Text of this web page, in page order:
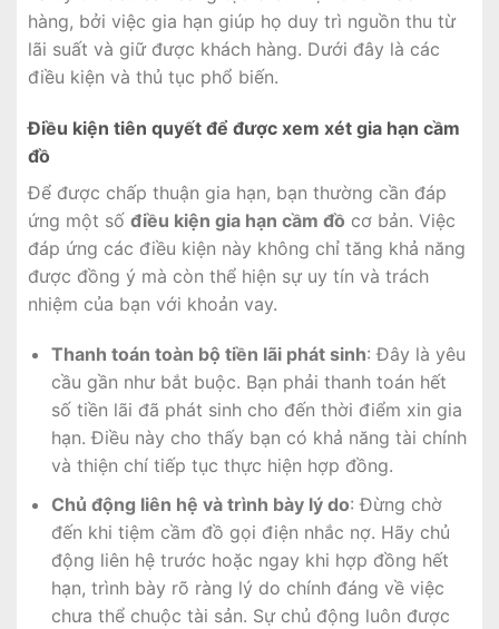
hàng, bởi việc gia hạn giúp họ duy trì nguồn thu từ
lãi suất và giữ được khách hàng. Dưới đây là các
điều kiện và thủ tục phổ biến.
Điều kiện tiên quyết để được xem xét gia hạn cầm
đồ
Để được chấp thuận gia hạn, bạn thường cần đáp
ứng một số điều kiện gia hạn cầm đồ cơ bản. Việc
đáp ứng các điều kiện này không chỉ tăng khả năng
được đồng ý mà còn thể hiện sự uy tín và trách
nhiệm của bạn với khoản vay.
Thanh toán toàn bộ tiền lãi phát sinh: Đây là yêu
cầu gần như bắt buộc. Bạn phải thanh toán hết
số tiền lãi đã phát sinh cho đến thời điểm xin gia
hạn. Điều này cho thấy bạn có khả năng tài chính
và thiện chí tiếp tục thực hiện hợp đồng.
Chủ động liên hệ và trình bày lý do: Đừng chờ
đến khi tiệm cầm đồ gọi điện nhắc nợ. Hãy chủ
động liên hệ trước hoặc ngay khi hợp đồng hết
hạn, trình bày rõ ràng lý do chính đáng về việc
chưa thể chuộc tài sản. Sự chủ động luôn được